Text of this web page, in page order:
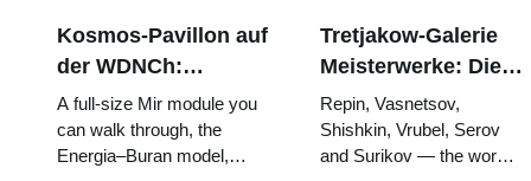
Kosmos-Pavillon auf
der WDNCh:
Russlands größte
Raumfahrtausstellung
von innen
A full-size Mir module you
can walk through, the
Energia–Buran model,
Tretjakow-Galerie
Meisterwerke: Die
Gemälde, wegen
derer sich die Reise
lohnt
Repin, Vasnetsov,
Shishkin, Vrubel, Serov
and Surikov — the works